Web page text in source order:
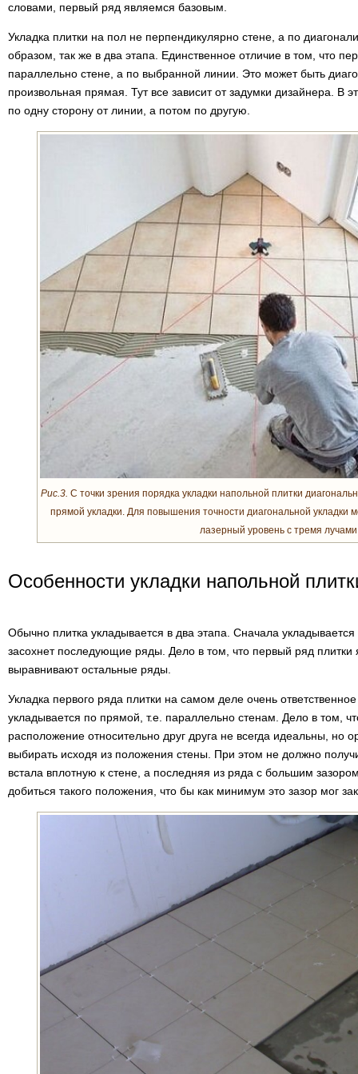
словами, первый ряд являемся базовым.
Укладка плитки на пол не перпендикулярно стене, а по
образом, так же в два этапа. Единственное отличие в том, что
параллельно стене, а по выбранной линии. Это может быть
произвольная прямая. Тут все зависит от задумки дизайнера. В
по одну сторону от линии, а потом по другую.
Рис.3. С точки зрения порядка укладки напольной плитки
прямой укладки. Для повышения точности диагональной укладки
лазерный уровень с тремя
Особенности укладки напольной
Обычно плитка укладывается в два этапа. Сначала
засохнет последующие ряды. Дело в том, что первый ряд плитки
выравнивают остальные ряды.
Укладка первого ряда плитки на самом деле очень
укладывается по прямой, т.е. параллельно стенам. Дело в том,
расположение относительно друг друга не всегда идеальны, но
выбирать исходя из положения стены. При этом не должно
встала вплотную к стене, а последняя из ряда с большим
добиться такого положения, что бы как минимум это зазор мог